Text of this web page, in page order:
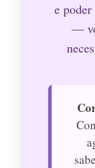
e
—